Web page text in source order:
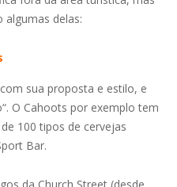
delas:
sua proposta e estilo, e
O Cahoots por exemplo tem
100 tipos de cervejas
Bar.